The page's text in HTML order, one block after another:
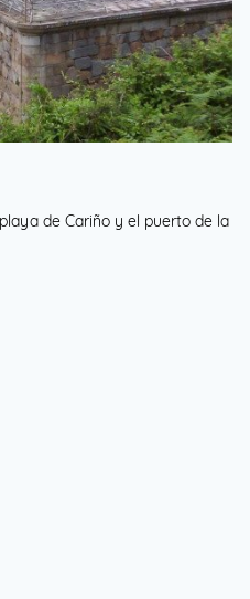
de Cariño y el puerto de la